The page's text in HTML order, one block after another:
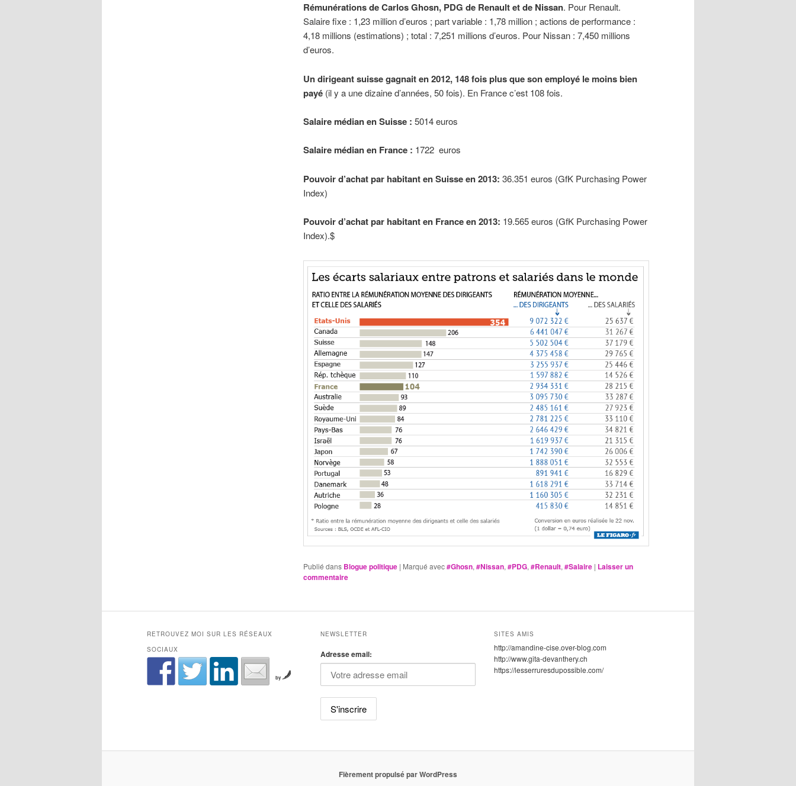
Rémunérations de Carlos Ghosn, PDG de Renault et de Nissan. Pour Renault.
Salaire fixe : 1,23 million d’euros ; part variable : 1,78 million ; actions de performance :
4,18 millions (estimations) ; total : 7,251 millions d’euros. Pour Nissan : 7,450 millions
d’euros.
Un dirigeant suisse gagnait en 2012, 148 fois plus que son employé le moins bien
payé (il y a une dizaine d’années, 50 fois). En France c’est 108 fois.
Salaire médian en Suisse : 5014 euros
Salaire médian en France : 1722 euros
Pouvoir d’achat par habitant en Suisse en 2013: 36.351 euros (GfK Purchasing Power
Index)
Pouvoir d’achat par habitant en France en 2013: 19.565 euros (GfK Purchasing Power
Index).$
Publié dans Blogue politique | Marqué avec#Ghosn, #Nissan, #PDG, #Renault, #Salaire | Laisser un
commentaire
RETROUVEZ MOI SUR LES RÉSEAUX
SOCIAUX
by
NEWSLETTER
Adresse email:
SITES AMIS
http://amandine-cise.over-blog.com
http://www.gita-devanthery.ch
https://lesserruresdupossible.com/
Fièrement propulsé par WordPress